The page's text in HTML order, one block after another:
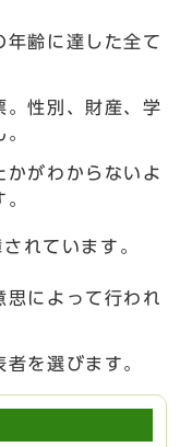
年齢に達した全て
。性別、財産、学
かがわからないよ
れています。
によって行われ
を選びます。